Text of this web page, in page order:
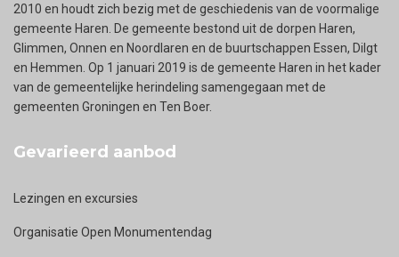
2010 en houdt zich bezig met de geschiedenis van de voormalige
gemeente Haren. De gemeente bestond uit de dorpen Haren,
Glimmen, Onnen en Noordlaren en de buurtschappen Essen, Dilgt
en Hemmen. Op 1 januari 2019 is de gemeente Haren in het kader
van de gemeentelijke herindeling samengegaan met de
gemeenten Groningen en Ten Boer.
Gevarieerd aanbod
Lezingen en excursies
Organisatie Open Monumentendag